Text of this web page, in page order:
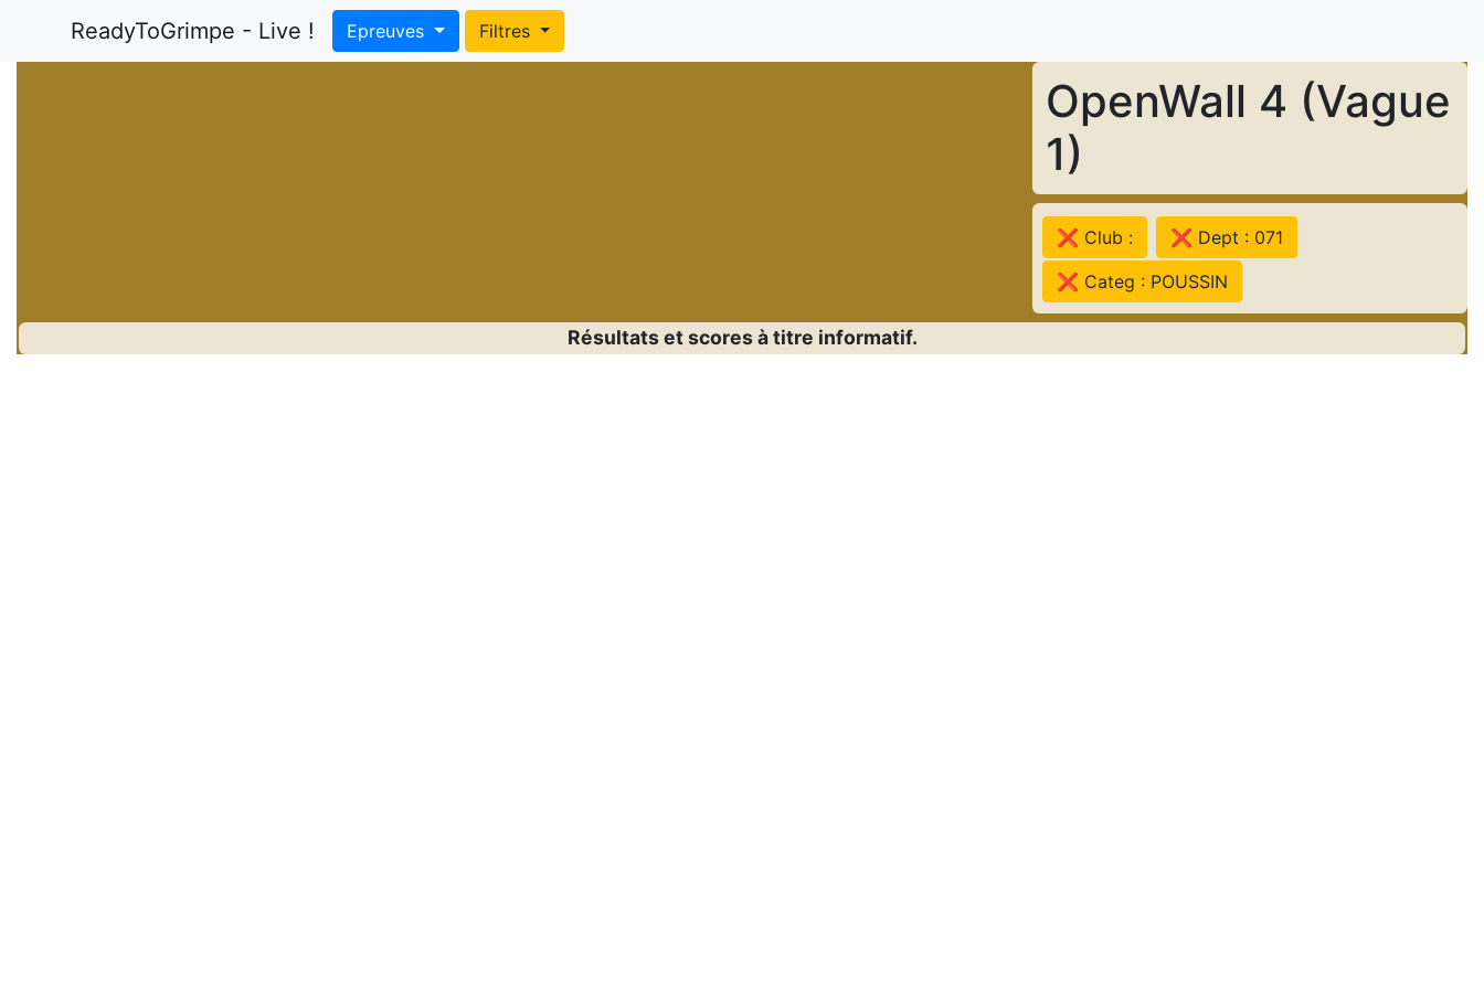
ReadyToGrimpe - Live ! Epreuves Filtres
OpenWall 4 (Vague
1)
❌ Club : ❌ Dept : 071
❌ Categ : POUSSIN
Résultats et scores à titre informatif.